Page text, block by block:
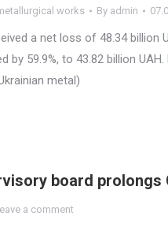
works By admin
a net loss of 48.34
by 59.9%, to 43.82 billion
metal)
board prolongs
a comment